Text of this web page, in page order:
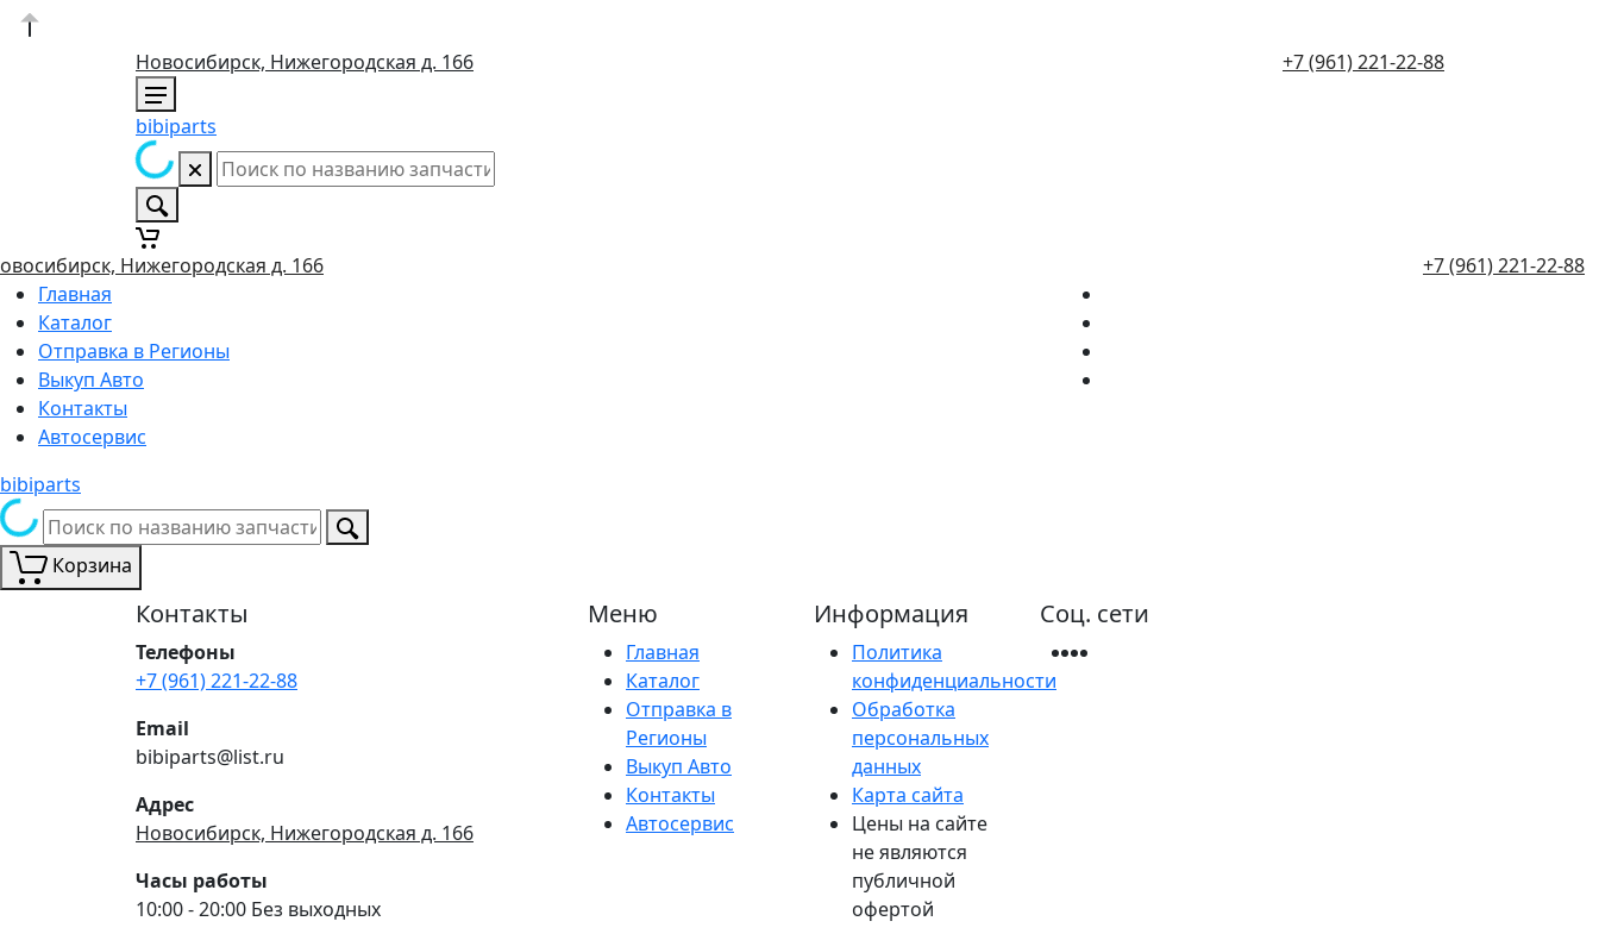
Новосибирск, Нижегородская д. 166 +7 (961) 221-22-88
bibiparts
Нижегородская д. 166
+7 (961) 221-22-88
Главная
Каталог
Отправка в Регионы
Выкуп Авто
Контакты
Автосервис
bibiparts
Корзина
Контакты
Телефоны
+7 (961) 221-22-88
Email
bibiparts@list.ru
Адрес
Новосибирск, Нижегородская д. 166
Часы работы
10:00 - 20:00 Без выходных
Меню
Главная
Каталог
Отправка в
Регионы
Выкуп Авто
Контакты
Автосервис
Информация
Политика
конфиденциальности
Обработка
персональных
данных
Карта сайта
Цены на сайте
не являются
публичной
офертой
Соц. сети